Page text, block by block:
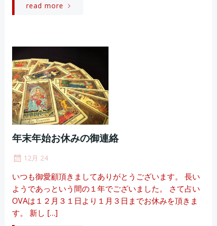
read more
年末年始お休みの御連絡
12月 24
いつも御愛顧頂きましてありがとうございます。 長い
ようであっという間の１年でございました。 さて占い
OVAは１２月３１日より１月３日までお休みを頂きま
す。 新し […]